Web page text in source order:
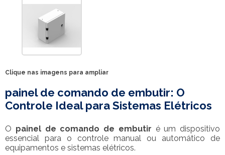
Clique nas imagens para ampliar
painel de comando de embutir: O
Controle Ideal para Sistemas Elétricos
O painel de comando de embutir é um dispositivo
essencial para o controle manual ou automático de
equipamentos e sistemas elétricos.